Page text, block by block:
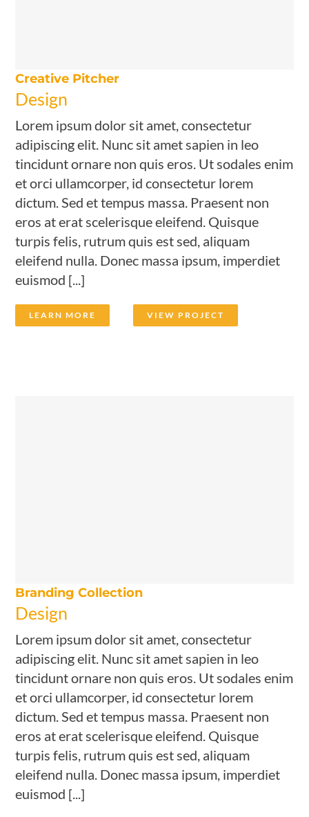
Creative Pitcher
Design
Lorem ipsum dolor sit amet, consectetur
adipiscing elit. Nunc sit amet sapien in leo
tincidunt ornare non quis eros. Ut sodales enim
et orci ullamcorper, id consectetur lorem
dictum. Sed et tempus massa. Praesent non
eros at erat scelerisque eleifend. Quisque
turpis felis, rutrum quis est sed, aliquam
eleifend nulla. Donec massa ipsum, imperdiet
euismod [...]
LEARN MORE VIEW PROJECT
Branding Collection
Design
Lorem ipsum dolor sit amet, consectetur
adipiscing elit. Nunc sit amet sapien in leo
tincidunt ornare non quis eros. Ut sodales enim
et orci ullamcorper, id consectetur lorem
dictum. Sed et tempus massa. Praesent non
eros at erat scelerisque eleifend. Quisque
turpis felis, rutrum quis est sed, aliquam
eleifend nulla. Donec massa ipsum, imperdiet
euismod [...]